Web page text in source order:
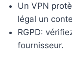
Un VPN
légal un
RGPD:
fournisseur.